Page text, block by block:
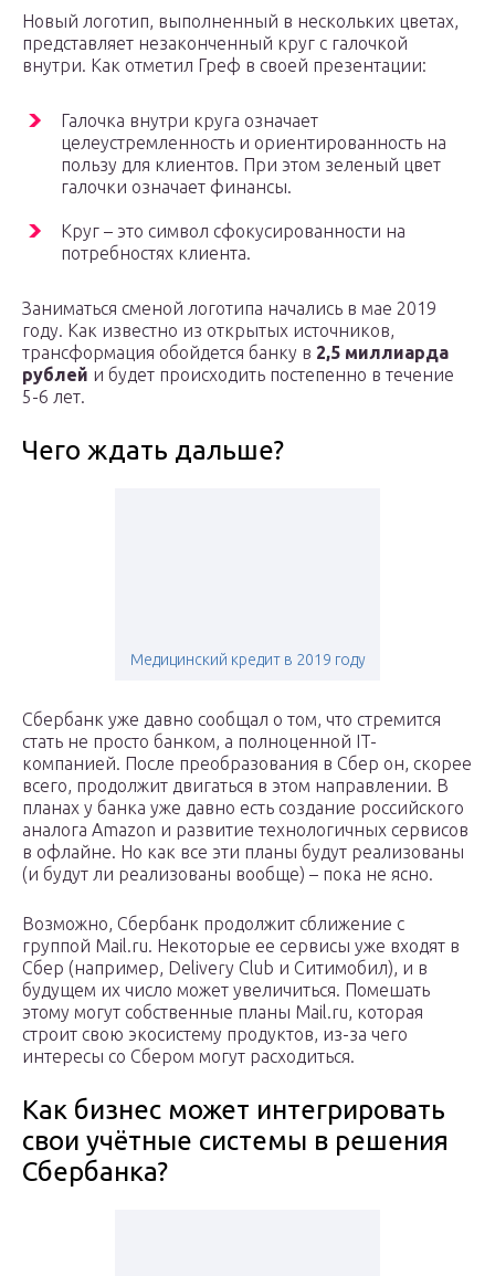
Новый логотип, выполненный в нескольких цветах,
представляет незаконченный круг с галочкой
внутри. Как отметил Греф в своей презентации:
Галочка внутри круга означает
целеустремленность и ориентированность на
пользу для клиентов. При этом зеленый цвет
галочки означает финансы.
Круг – это символ сфокусированности на
потребностях клиента.
Заниматься сменой логотипа начались в мае 2019
году. Как известно из открытых источников,
трансформация обойдется банку в 2,5 миллиарда
рублей и будет происходить постепенно в течение
5-6 лет.
Чего ждать дальше?
Медицинский кредит в 2019 году
Сбербанк уже давно сообщал о том, что стремится
стать не просто банком, а полноценной IT-
компанией. После преобразования в Сбер он, скорее
всего, продолжит двигаться в этом направлении. В
планах у банка уже давно есть создание российского
аналога Amazon и развитие технологичных сервисов
в офлайне. Но как все эти планы будут реализованы
(и будут ли реализованы вообще) – пока не ясно.
Возможно, Сбербанк продолжит сближение с
группой Mail.ru. Некоторые ее сервисы уже входят в
Сбер (например, Delivery Club и Ситимобил), и в
будущем их число может увеличиться. Помешать
этому могут собственные планы Mail.ru, которая
строит свою экосистему продуктов, из-за чего
интересы со Сбером могут расходиться.
Как бизнес может интегрировать
свои учётные системы в решения
Сбербанка?